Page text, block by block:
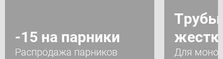
-15 на парники
Распродажа парников Для